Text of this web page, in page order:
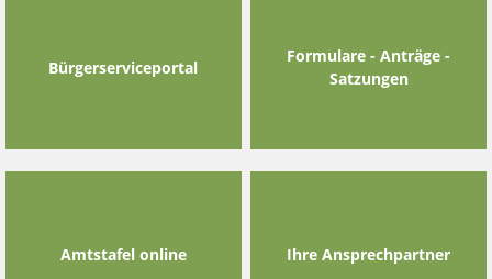
Bürgerserviceportal
Formulare - Anträge -
Satzungen
Amtstafel online Ihre Ansprechpartner